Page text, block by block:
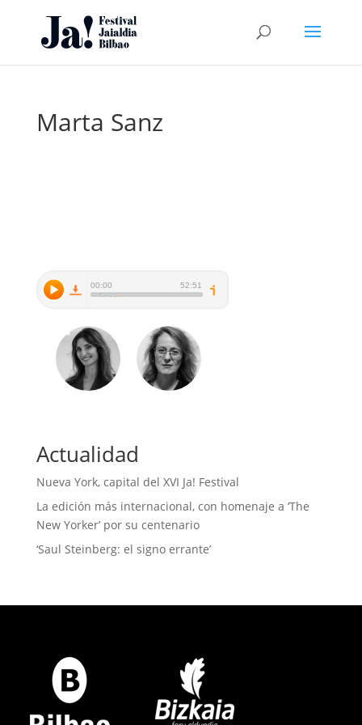
Marta Sanz
Actualidad
Nueva York, capital del XVI Ja! Festival
La edición más internacional, con homenaje a ‘The
New Yorker’ por su centenario
‘Saul Steinberg: el signo errante’